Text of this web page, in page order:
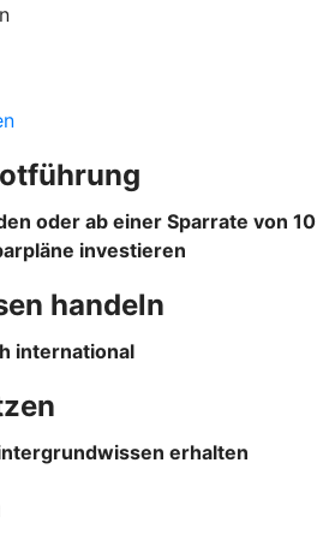
oder ab einer Sparrate von 10
investieren
­handeln
international
erhalten